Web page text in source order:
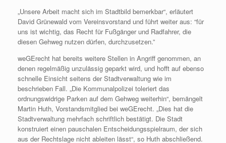
„Unsere Arbeit macht sich im Stadtbild bemerkbar“, erläutert
David Grünewald vom Vereinsvorstand und führt weiter aus: “für
uns ist wichtig, das Recht für Fußgänger und Radfahrer, die
diesen Gehweg nutzen dürfen, durchzusetzen.”
weGErecht hat bereits weitere Stellen in Angriff genommen, an
denen regelmäßig unzulässig geparkt wird, und hofft auf ebenso
schnelle Einsicht seitens der Stadtverwaltung wie im
beschrieben Fall. „Die Kommunalpolizei toleriert das
ordnungswidrige Parken auf dem Gehweg weiterhin“, bemängelt
Martin Huth, Vorstandsmitglied bei weGErecht. „Dies hat die
Stadtverwaltung mehrfach schriftlich bestätigt. Die Stadt
konstruiert einen pauschalen Entscheidungsspielraum, der sich
aus der Rechtslage nicht ableiten lässt“, so Huth abschließend.